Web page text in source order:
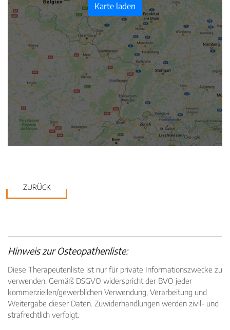
Karte laden
ZURÜCK
Hinweis zur Osteopathenliste:
Diese Therapeutenliste ist nur für private Informationszwecke zu
verwenden. Gemäß DSGVO widerspricht der BVO jeder
kommerziellen/gewerblichen Verwendung, Verarbeitung und
Weitergabe dieser Daten. Zuwiderhandlungen werden zivil- und
strafrechtlich verfolgt.